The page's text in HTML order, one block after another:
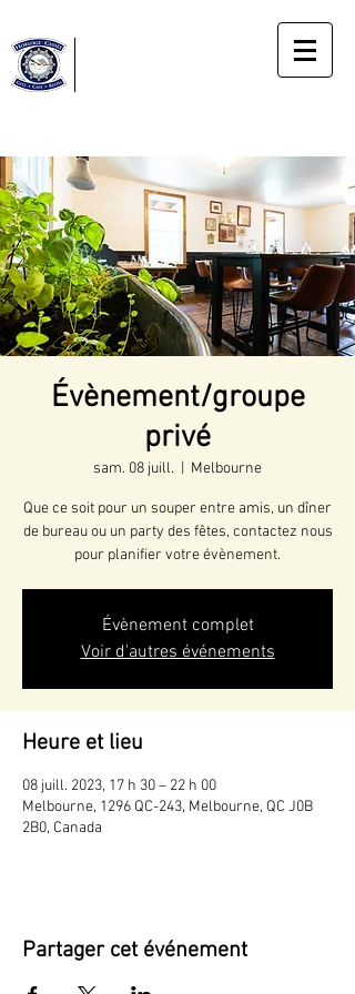
Évènement/groupe
privé
sam. 08 juill. Melbourne
Que ce soit pour un souper entre amis, un dîner
de bureau ou un party des fêtes, contactez nous
pour planifier votre évènement.
Évènement complet
Voir d'autres événements
Heure et lieu
08 juill. 2023, 17 h 30 – 22 h 00
Melbourne, 1296 QC-243, Melbourne, QC J0B
2B0, Canada
Partager cet événement